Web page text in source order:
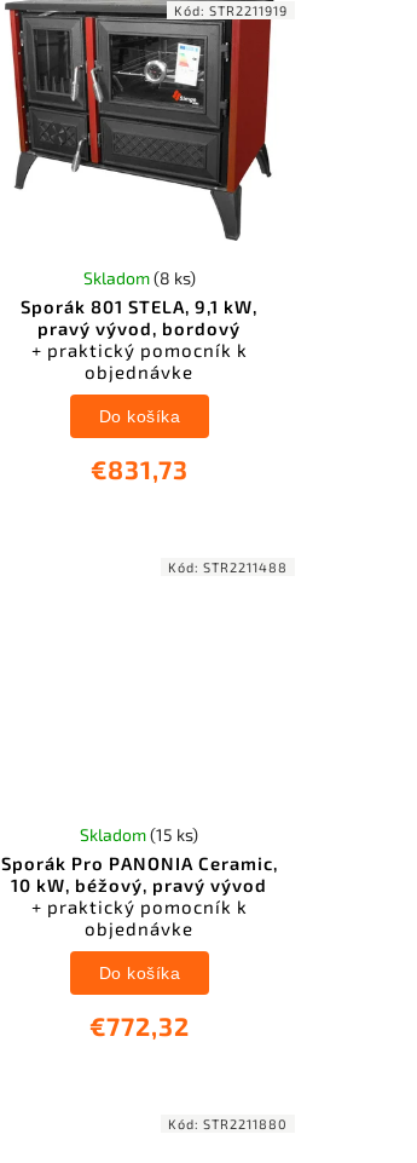
Sporák 801 STELA, 9,1 kW,
pravý vývod, bordový
+ praktický pomocník k
objednávke
Skladom(8 ks)
€831,73
Do košíka
Kód:STR2211919
Sporák Pro PANONIA Ceramic,
10 kW, béžový, pravý vývod
+ praktický pomocník k
objednávke
Skladom(15 ks)
€772,32
Do košíka
Kód:STR2211488
Kód:STR2211880